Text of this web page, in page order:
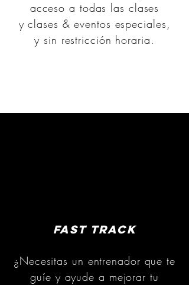
acceso a todas las clases
y clases & eventos especiales,
y sin restricción horaria.
Fast track
¿Necesitas un entrenador que te
guíe y ayude a mejorar tu